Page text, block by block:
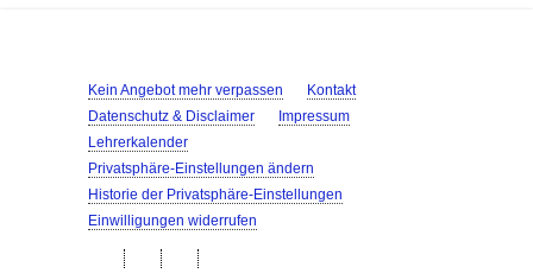
Kein Angebot mehr verpassen
Kontakt
Datenschutz & Disclaimer
Impressum
Lehrerkalender
Privatsphäre-Einstellungen ändern
Historie der Privatsphäre-Einstellungen
Einwilligungen widerrufen